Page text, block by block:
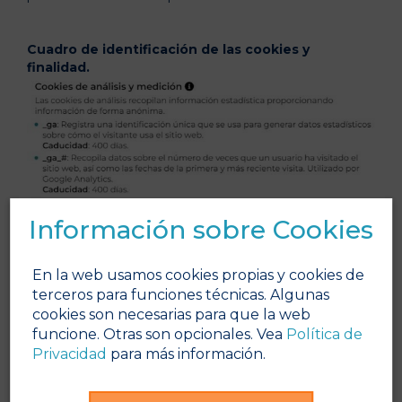
Cuadro de identificación de las cookies y
finalidad.
Nota: Las cookies de tipo “Propias” son utilizadas sólo
por el propietario de esta web y las cookies “De
terceros” son utilizadas, también, por el prestador del
Configuración del navegador para la revocación y
Información sobre Cookies
En la web usamos cookies propias y cookies de
terceros para funciones técnicas. Algunas
cookies son necesarias para que la web
funcione. Otras son opcionales. Vea Política de
Privacidad para más información.